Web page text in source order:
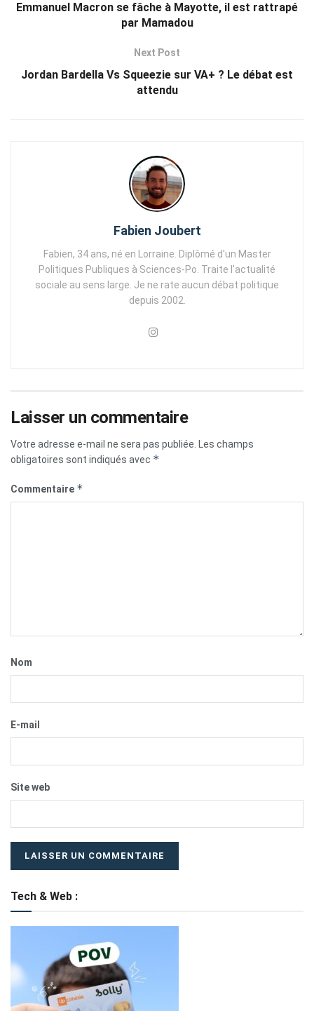
Emmanuel Macron se fâche à Mayotte, il est rattrapé
par Mamadou
Next Post
Jordan Bardella Vs Squeezie sur VA+ ? Le débat est
attendu
Fabien Joubert
Fabien, 34 ans, né en Lorraine. Diplômé d'un Master
Politiques Publiques à Sciences-Po. Traite l'actualité
sociale au sens large. Je ne rate aucun débat politique
depuis 2002.
Laisser un commentaire
Votre adresse e-mail ne sera pas publiée.
Les champs
obligatoires sont indiqués avec *
Commentaire *
Nom
E-mail
Site web
Tech & Web :